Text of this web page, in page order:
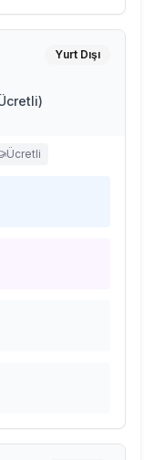
Yurt Dışı
Ücretli